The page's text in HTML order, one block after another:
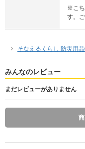
※こち
す。
そなえるくらし 防災用
みんなのレビュー
まだレビューがありません